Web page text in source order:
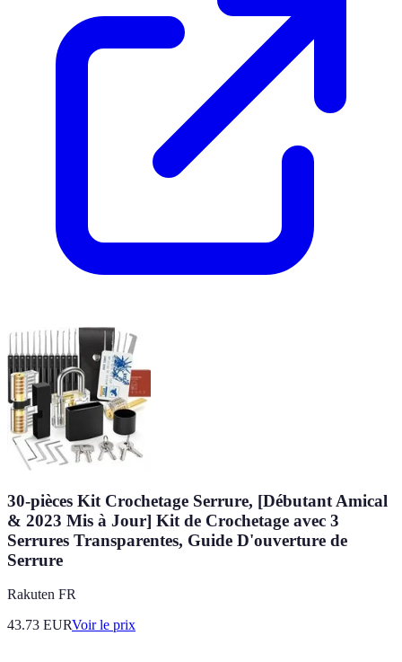
30-pièces Kit Crochetage Serrure, [Débutant Amical
& 2023 Mis à Jour] Kit de Crochetage avec 3
Serrures Transparentes, Guide D'ouverture de
Serrure
Rakuten FR
43.73 EURVoir le prix